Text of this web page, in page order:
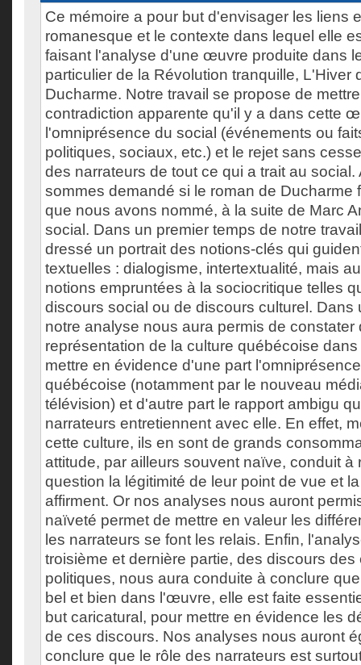
Ce mémoire a pour but d'envisager les liens
romanesque et le contexte dans lequel elle
faisant l'analyse d'une œuvre produite dans
particulier de la Révolution tranquille, L'Hiver
Ducharme. Notre travail se propose de
contradiction apparente qu'il y a dans cette
l'omniprésence du social (événements ou
politiques, sociaux, etc.) et le rejet sans
des narrateurs de tout ce qui a trait au
sommes demandé si le roman de Ducharme
que nous avons nommé, à la suite de Marc
social. Dans un premier temps de notre
dressé un portrait des notions-clés qui
textuelles : dialogisme, intertextualité, mais
notions empruntées à la sociocritique telles
discours social ou de discours culturel. Dans
notre analyse nous aura permis de constater
représentation de la culture québécoise
mettre en évidence d'une part
québécoise (notamment par le nouveau
télévision) et d'autre part le rapport ambigu
narrateurs entretiennent avec elle. En effet,
cette culture, ils en sont de grands
attitude, par ailleurs souvent naïve, conduit à
question la légitimité de leur point de vue et
affirment. Or nos analyses nous auront
naïveté permet de mettre en valeur les
les narrateurs se font les relais. Enfin,
troisième et dernière partie, des discours des
politiques, nous aura conduite à conclure
bel et bien dans l'œuvre, elle est faite
but caricatural, pour mettre en évidence les
de ces discours. Nos analyses nous auront
conclure que le rôle des narrateurs est